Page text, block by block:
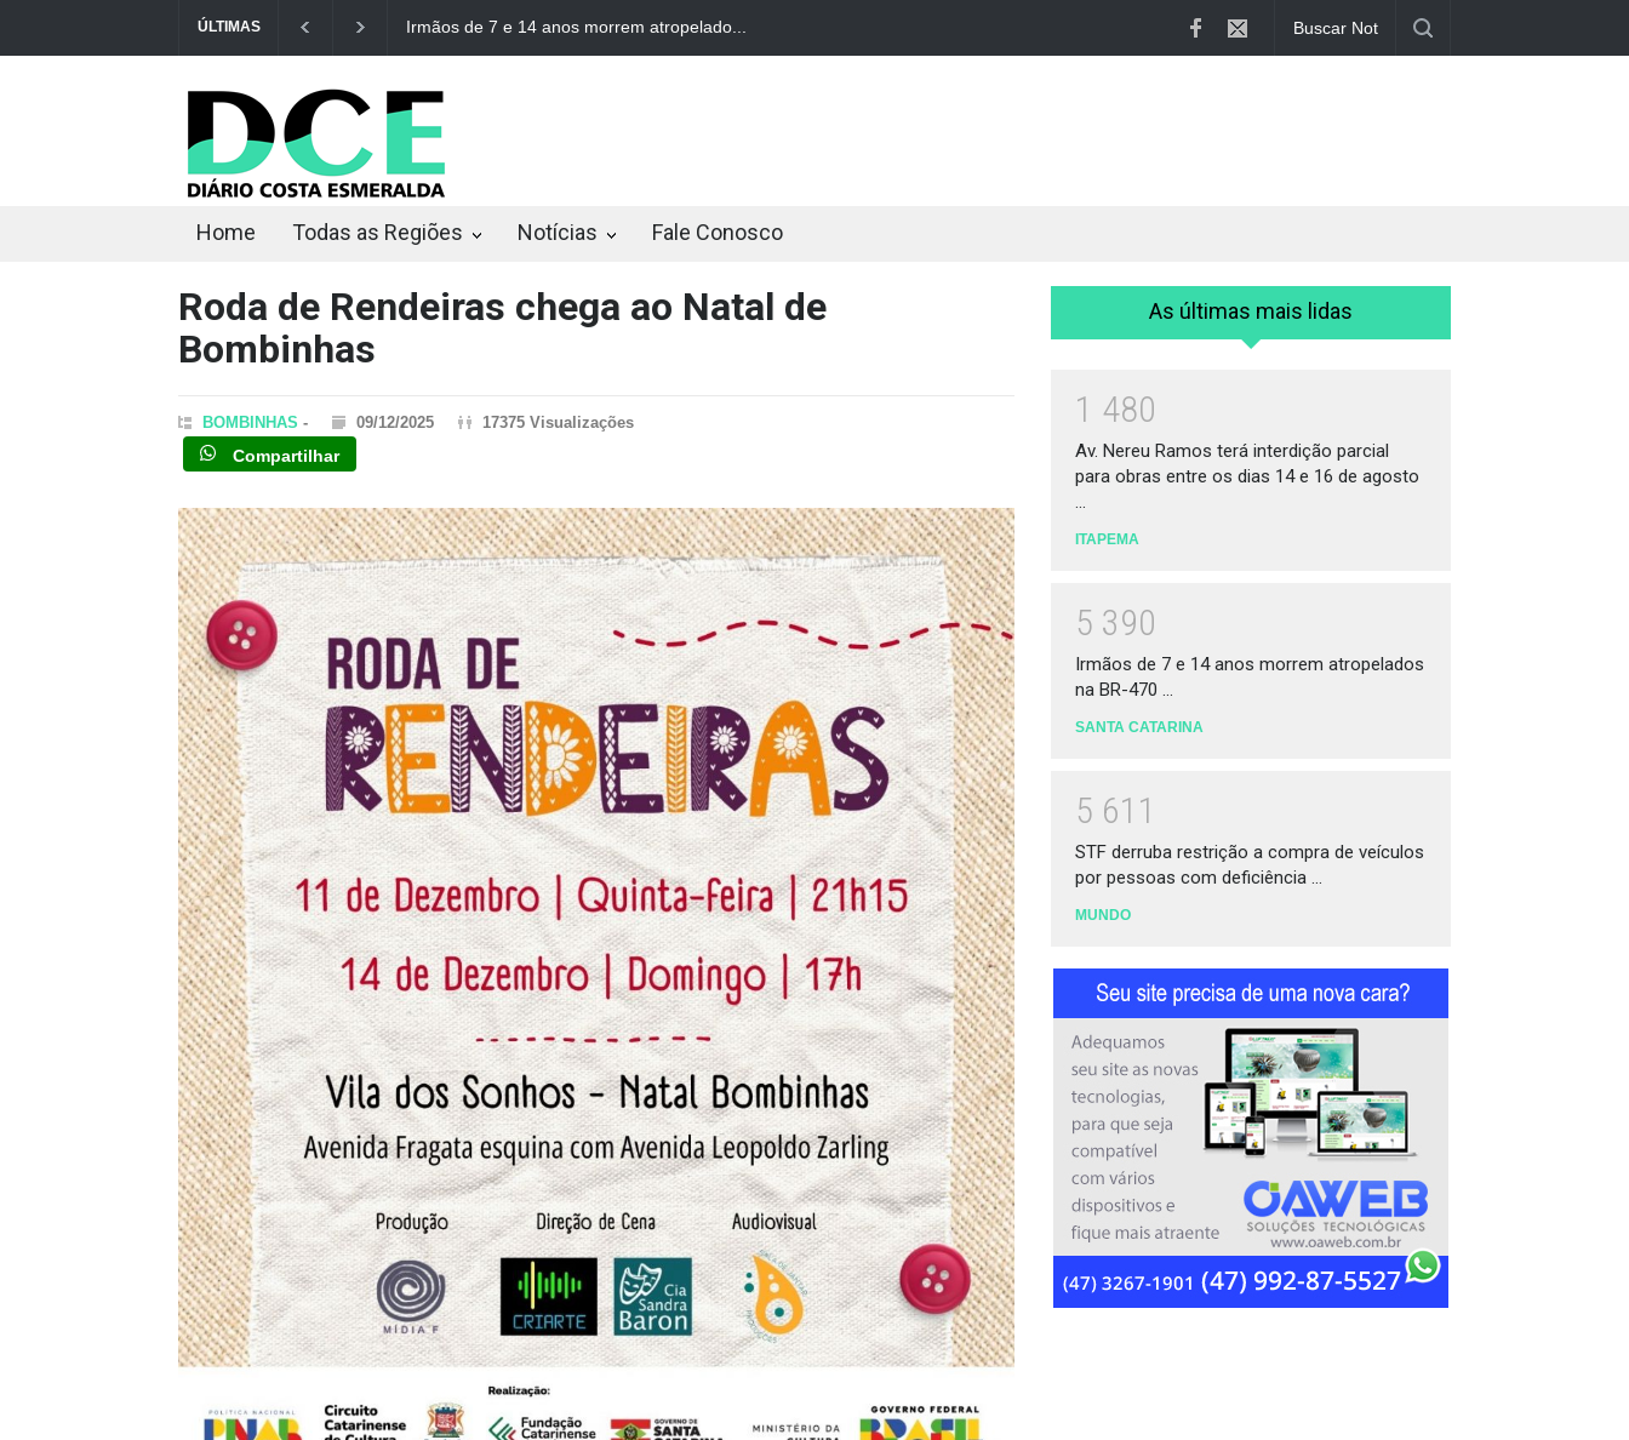
ÚLTIMAS STF derruba restrição a compra de veí... Irmãos de 7 e 14 anos morrem atropelado...
Home Todas as Regiões Notícias Fale Conosco
Roda de Rendeiras chega ao Natal de
Bombinhas
BOMBINHAS - 09/12/2025 17375 Visualizações
Compartilhar
As últimas mais lidas
1 480
Av. Nereu Ramos terá interdição parcial
para obras entre os dias 14 e 16 de agosto
...
ITAPEMA
5 390
Irmãos de 7 e 14 anos morrem atropelados
na BR-470 ...
SANTA CATARINA
5 61 1
STF derruba restrição a compra de veículos
por pessoas com deficiência ...
MUNDO